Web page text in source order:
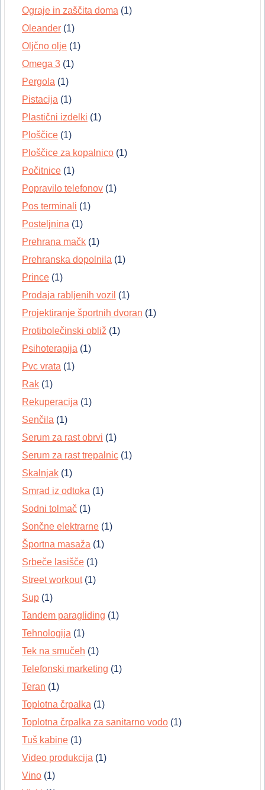
Ograje in zaščita doma (1)
Oleander (1)
Oljčno olje (1)
Omega 3 (1)
Pergola (1)
Pistacija (1)
Plastični izdelki (1)
Ploščice (1)
Ploščice za kopalnico (1)
Počitnice (1)
Popravilo telefonov (1)
Pos terminali (1)
Posteljnina (1)
Prehrana mačk (1)
Prehranska dopolnila (1)
Prince (1)
Prodaja rabljenih vozil (1)
Projektiranje športnih dvoran (1)
Protibolečinski obliž (1)
Psihoterapija (1)
Pvc vrata (1)
Rak (1)
Rekuperacija (1)
Senčila (1)
Serum za rast obrvi (1)
Serum za rast trepalnic (1)
Skalnjak (1)
Smrad iz odtoka (1)
Sodni tolmač (1)
Sončne elektrarne (1)
Športna masaža (1)
Srbeče lasišče (1)
Street workout(1)
Sup (1)
Tandem paragliding (1)
Tehnologija (1)
Tek na smučeh (1)
Telefonski marketing (1)
Teran (1)
Toplotna črpalka (1)
Toplotna črpalka za sanitarno vodo (1)
Tuš kabine (1)
Video produkcija (1)
Vino (1)